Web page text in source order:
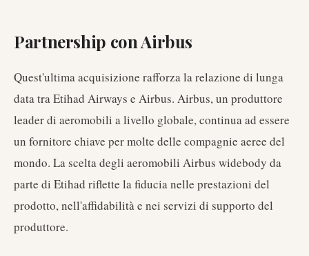
Partnership con Airbus
Quest'ultima acquisizione rafforza la relazione di lunga
data tra Etihad Airways e Airbus. Airbus, un produttore
leader di aeromobili a livello globale, continua ad essere
un fornitore chiave per molte delle compagnie aeree del
mondo. La scelta degli aeromobili Airbus widebody da
parte di Etihad riflette la fiducia nelle prestazioni del
prodotto, nell'affidabilità e nei servizi di supporto del
produttore.